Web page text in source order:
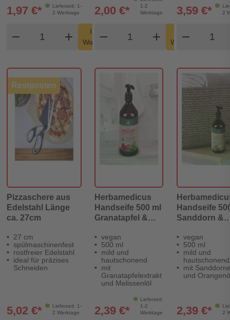
Lieferzeit: 1-
2 Werktage
1,97 €*
remove
Produkt Warenkorb Menge
add
In den
Warenkorb
shopping_cart
1-2
Werktage
2,00 €*
remove add
Warenkorb
shopping_cart
2
3,59 €*
remove
Restposten
Pizzaschere aus
Edelstahl Länge
ca. 27cm
27 cm
spülmaschinenfest
rostfreier Edelstahl
ideal für präzises
Schneiden
Lieferzeit: 1-
2 Werktage
5,02 €*
Herbamedicus
Handseife 500 ml
Granatapfel &
vegan
500 ml
mild und
hautschonend
mit
Granatapfelextrakt
und Melissenlöl
Lieferzeit:
1-2
Werktage
2,39 €*
Handseife
Sanddorn &
vegan
500 ml
mild und
hautschonend
mit
und
2
2,39 €*